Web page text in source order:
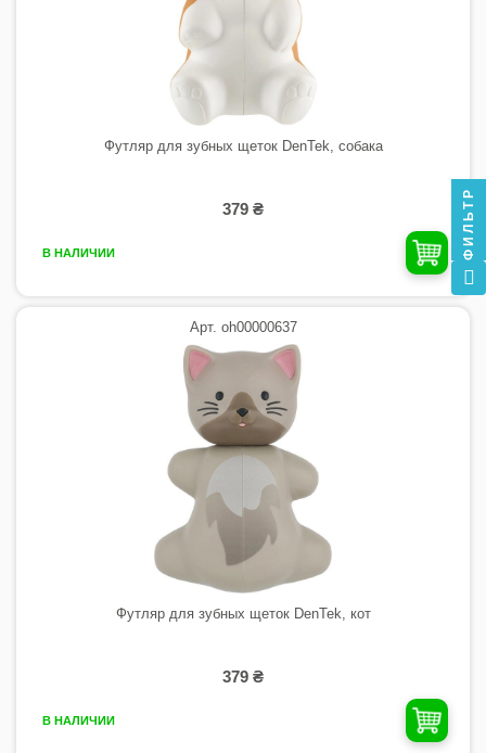
Футляр для зубных щеток DenTek, собака
379 ₴
В НАЛИЧИИ
Арт. oh00000637
Футляр для зубных щеток DenTek, кот
379 ₴
В НАЛИЧИИ
ФИЛЬТР